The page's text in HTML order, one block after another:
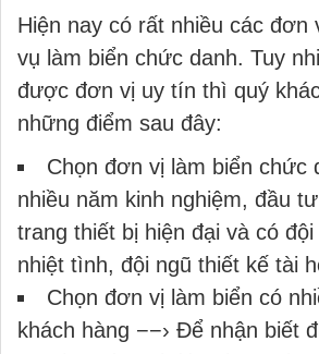
Hiện nay có rất nhiều các đơn
vụ làm biển chức danh. Tuy
được đơn vị uy tín thì quý
những điểm sau đây:
Chọn đơn vị làm biển chức
nhiều năm kinh nghiệm, đầu
trang thiết bị hiện đại và có
nhiệt tình, đội ngũ thiết kế tài
Chọn đơn vị làm biển có
khách hàng −−› Để nhận biết